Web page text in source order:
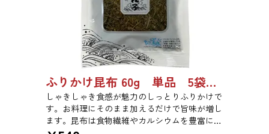
ふりかけ昆布 60g 単品 5袋セット 20袋セット 5102
しゃきしゃき食感が魅力のしっとりふりかけで
す。お料理にそのまま加えるだけで旨味が増し
ます。昆布は食物繊維やカルシウムを豊富に含